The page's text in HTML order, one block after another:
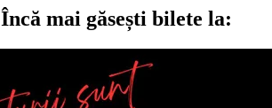
Încă mai găsești bilete la: